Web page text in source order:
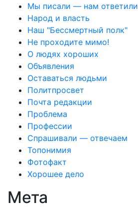
Мы писали — нам ответили
Народ и власть
Наш "Бессмертный полк"
Не проходите мимо!
О людях хороших
Объявления
Оставаться людьми
Политпросвет
Почта редакции
Проблема
Профессии
Спрашивали — отвечаем
Топонимия
Фотофакт
Хорошее дело
Мета